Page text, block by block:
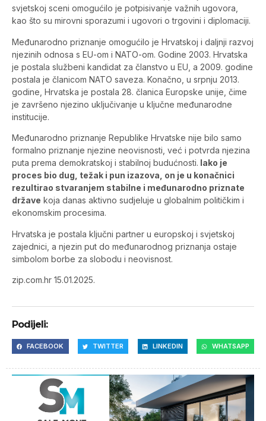
svjetskoj sceni omogućilo je potpisivanje važnih ugovora,
kao što su mirovni sporazumi i ugovori o trgovini i diplomaciji.
Međunarodno priznanje omogućilo je Hrvatskoj i daljnji razvoj
njezinih odnosa s EU-om i NATO-om. Godine 2003. Hrvatska
je postala službeni kandidat za članstvo u EU, a 2009. godine
postala je članicom NATO saveza. Konačno, u srpnju 2013.
godine, Hrvatska je postala 28. članica Europske unije, čime
je završeno njezino uključivanje u ključne međunarodne
institucije.
Međunarodno priznanje Republike Hrvatske nije bilo samo
formalno priznanje njezine neovisnosti, već i potvrda njezina
puta prema demokratskoj i stabilnoj budućnosti. Iako je
proces bio dug, težak i pun izazova, on je u konačnici
rezultirao stvaranjem stabilne i međunarodno priznate
države koja danas aktivno sudjeluje u globalnim političkim i
ekonomskim procesima.
Hrvatska je postala ključni partner u europskoj i svjetskoj
zajednici, a njezin put do međunarodnog priznanja ostaje
simbolom borbe za slobodu i neovisnost.
zip.com.hr 15.01.2025.
Podijeli:
FACEBOOK TWITTER LINKEDIN WHATSAPP